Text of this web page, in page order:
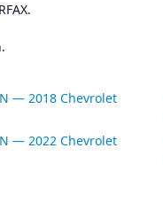
— 2018 Chevrolet
— 2022 Chevrolet